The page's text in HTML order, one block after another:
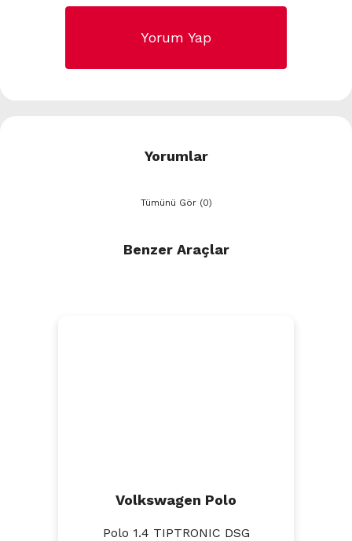
Yorum Yap
Yorumlar
Tümünü Gör (0)
Benzer Araçlar
Volkswagen Polo
Polo 1.4 TIPTRONIC DSG